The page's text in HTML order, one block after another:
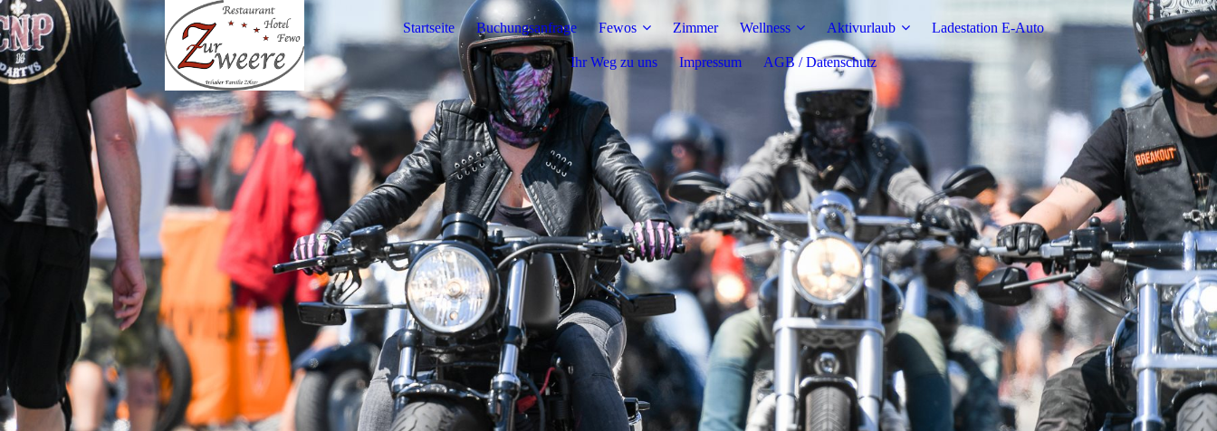
Startseite Buchungsanfrage Fewos Zimmer Wellness Aktivurlaub Ladestation E-Auto
Ihr Weg zu uns Impressum AGB / Datenschutz